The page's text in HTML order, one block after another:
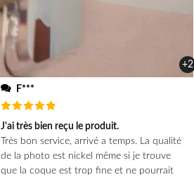
+2
F***
Note5
sur 5
J'ai très bien reçu le produit.
Très bon service, arrivé a temps. La qualité
de la photo est nickel même si je trouve
que la coque est trop fine et ne pourrait